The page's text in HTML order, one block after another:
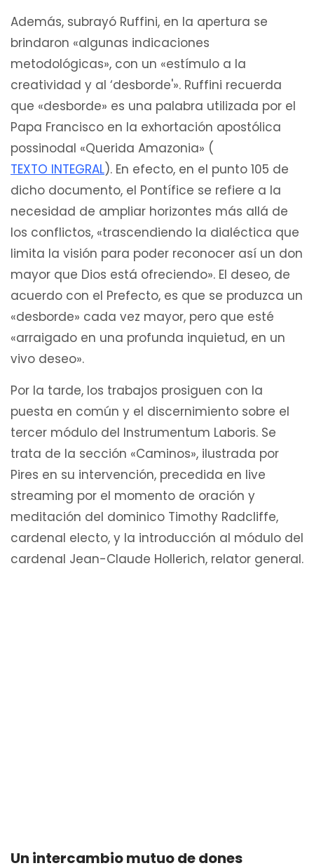
Además, subrayó Ruffini, en la apertura se
brindaron «algunas indicaciones
metodológicas», con un «estímulo a la
creatividad y al ‘desborde'». Ruffini recuerda
que «desborde» es una palabra utilizada por el
Papa Francisco en la exhortación apostólica
possinodal «Querida Amazonia» (
TEXTO INTEGRAL). En efecto, en el punto 105 de
dicho documento, el Pontífice se refiere a la
necesidad de ampliar horizontes más allá de
los conflictos, «trascendiendo la dialéctica que
limita la visión para poder reconocer así un don
mayor que Dios está ofreciendo». El deseo, de
acuerdo con el Prefecto, es que se produzca un
«desborde» cada vez mayor, pero que esté
«arraigado en una profunda inquietud, en un
vivo deseo».
Por la tarde, los trabajos prosiguen con la
puesta en común y el discernimiento sobre el
tercer módulo del Instrumentum Laboris. Se
trata de la sección «Caminos», ilustrada por
Pires en su intervención, precedida en live
streaming por el momento de oración y
meditación del dominico Timothy Radcliffe,
cardenal electo, y la introducción al módulo del
cardenal Jean-Claude Hollerich, relator general.
Un intercambio mutuo de dones